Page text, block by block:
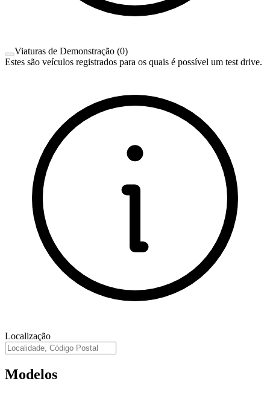
Viaturas de Demonstração (0)
Estes são veículos registrados para os quais é possível um test drive.
Localização
Modelos